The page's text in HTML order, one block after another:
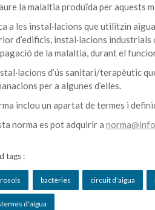
la malaltia produïda per aquests
a les instal·lacions que utilitzin
d’edificis, instal·lacions
de la malaltia, durant el
d’ús sanitari/terapèutic
per a algunes d’elles.
inclou un apartat de termes i
norma es pot adquirir a
tags :
bactèries circuit d'aigua
d'aigua